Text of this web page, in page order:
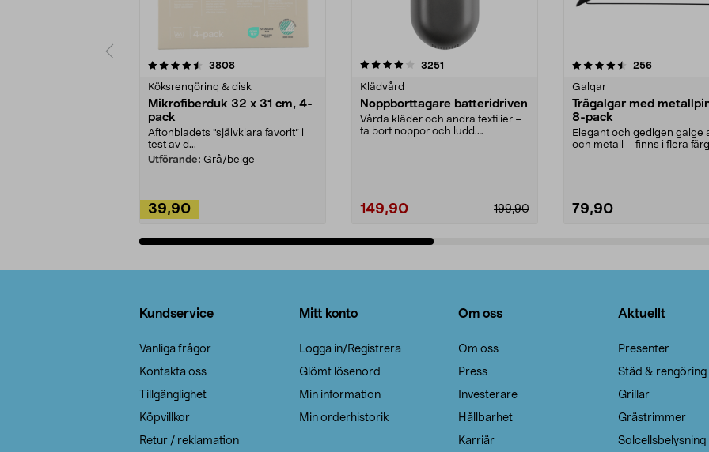
3808recensioner
Köksrengöring & disk
Mikrofiberduk 32 x 31 cm, 4-
pack
Aftonbladets "självklara favorit” i
test av d...
Utförande: Grå/beige
39,90
4.0av 5 stjärnor 3251
Klädvård
Noppborttagare batteridriven
Vårda kläder och andra textilier –
ta bort noppor och ludd.
199,90
149,90
4.5av 5 stjärnor 256recensioner
Galgar
Trägalgar med
8-pack
Elegant och gedigen galge
och metall – finns i flera
79,90
4.0av 5 stjärnor
Kundservice
Vanliga frågor
Kontakta oss
Tillgänglighet
Köpvillkor
Retur / reklamation
Mitt konto
Logga in/Registrera
Glömt lösenord
Min information
Min orderhistorik
Om oss
Om oss
Press
Investerare
Hållbarhet
Karriär
Aktuellt
Presenter
Städ & rengöring
Grillar
Grästrimmer
Solcellsbelysning